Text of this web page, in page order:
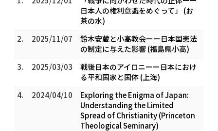
日本人の権利意識をめぐって」 (お
茶の水)
2.
2025/11/07
鈴木安蔵と小高教会ーー日本国憲法
の制定に与えた影響 (福島県小高)
3.
2025/03/03
戦後日本のアイロニーー日本におけ
る平和国家と国体 (上海)
4.
2024/04/10
Exploring the Enigma of Japan:
Understanding the Limited
Spread of Christianity (Princeton
Theological Seminary)